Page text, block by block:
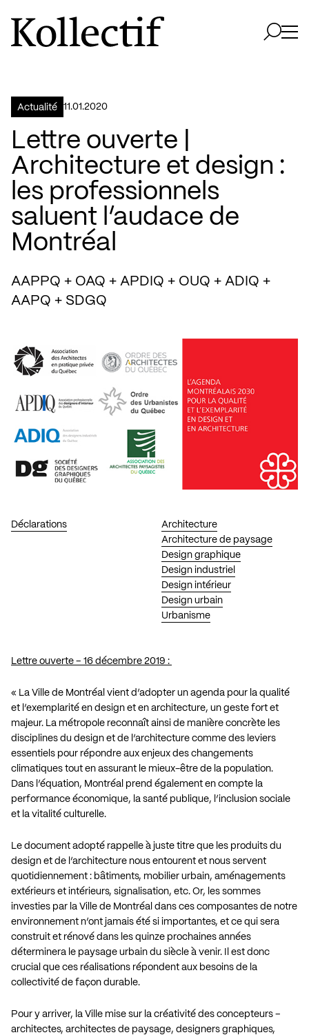
Aller à la page d'accueil
Logo Kollectif
Actualité 11.01.2020
Lettre ouverte |
Architecture et design :
les professionnels
saluent l’audace de
Montréal
AAPPQ + OAQ + APDIQ + OUQ + ADIQ +
AAPQ + SDGQ
Déclarations
Architecture
Architecture de paysage
Design graphique
Design industriel
Design intérieur
Design urbain
Urbanisme
Lettre ouverte – 16 décembre 2019 :
« La Ville de Montréal vient d’adopter un agenda pour la qualité
et l’exemplarité en design et en architecture, un geste fort et
majeur. La métropole reconnaît ainsi de manière concrète les
disciplines du design et de l’architecture comme des leviers
essentiels pour répondre aux enjeux des changements
climatiques tout en assurant le mieux-être de la population.
Dans l’équation, Montréal prend également en compte la
performance économique, la santé publique, l’inclusion sociale
et la vitalité culturelle.
Le document adopté rappelle à juste titre que les produits du
design et de l’architecture nous entourent et nous servent
quotidiennement : bâtiments, mobilier urbain, aménagements
extérieurs et intérieurs, signalisation, etc. Or, les sommes
investies par la Ville de Montréal dans ces composantes de notre
environnement n’ont jamais été si importantes, et ce qui sera
construit et rénové dans les quinze prochaines années
déterminera le paysage urbain du siècle à venir. Il est donc
crucial que ces réalisations répondent aux besoins de la
collectivité de façon durable.
Pour y arriver, la Ville mise sur la créativité des concepteurs –
architectes, architectes de paysage, designers graphiques,